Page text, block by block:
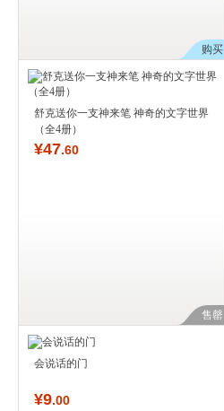
购买
舒克送你一支神来笔 神奇的文字世界
（全4册）
¥47.60
售罄
会说话的门
¥9.00